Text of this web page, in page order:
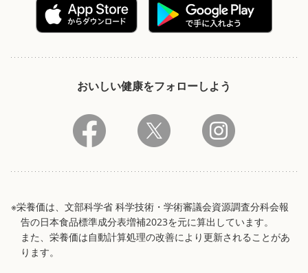
おいしい健康をフォローしよう
※栄養価は、文部科学省 科学技術・学術審議会資源調査分科会報
告の日本食品標準成分表増補2023を元に算出しています。
また、栄養価は自動計算処理の改善により更新されることがあ
ります。